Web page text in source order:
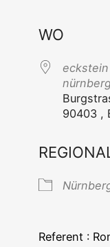
WO
90403 ,
Refe­rent :